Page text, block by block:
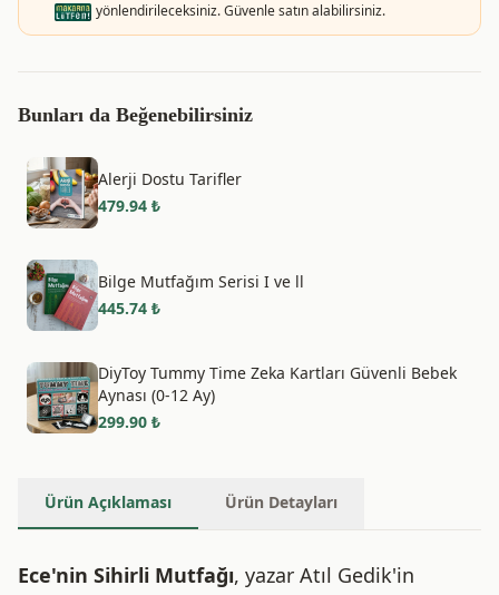
yönlendirileceksiniz. Güvenle satın alabilirsiniz.
Bunları da Beğenebilirsiniz
Alerji Dostu Tarifler
479.94 ₺
Bilge Mutfağım Serisi I ve ll
445.74 ₺
DiyToy Tummy Time Zeka Kartları Güvenli Bebek
Aynası (0-12 Ay)
299.90 ₺
Ürün Açıklaması Ürün Detayları
Ece'nin Sihirli Mutfağı, yazar Atıl Gedik'in